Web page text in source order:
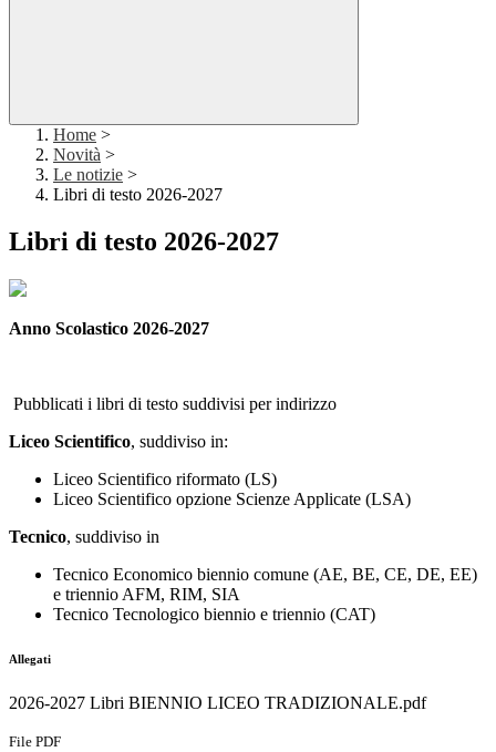
Home >
Novità >
Le notizie >
Libri di testo 2026-2027
Libri di testo 2026-2027
Anno Scolastico 2026-2027
Pubblicati i libri di testo suddivisi per indirizzo
Liceo Scientifico, suddiviso in:
Liceo Scientifico riformato (LS)
Liceo Scientifico opzione Scienze Applicate (LSA)
Tecnico, suddiviso in
Tecnico Economico biennio comune (AE, BE, CE, DE, EE)
e triennio AFM, RIM, SIA
Tecnico Tecnologico biennio e triennio (CAT)
Allegati
2026-2027 Libri BIENNIO LICEO TRADIZIONALE.pdf
File PDF